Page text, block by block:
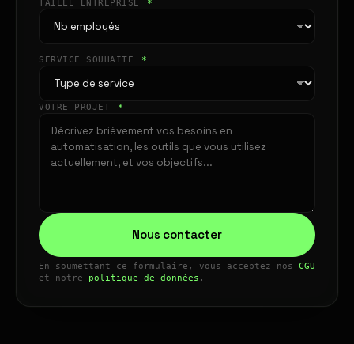
TAILLE ENTREPRISE *
SERVICE SOUHAITÉ *
VOTRE PROJET *
Nous contacter
En soumettant ce formulaire, vous acceptez nos CGU
et notre politique de données .